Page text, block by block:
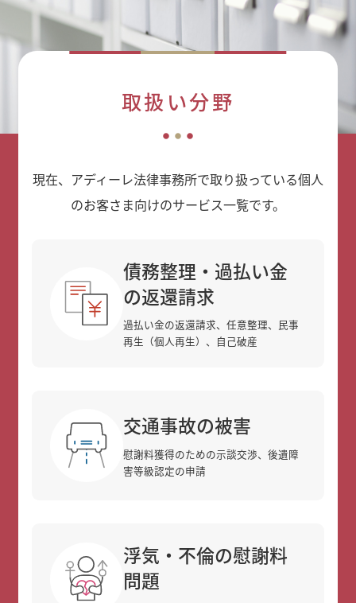
取扱い分野
現在、アディーレ法律事務所で取り扱っている個人
のお客さま向けのサービス一覧です。
債務整理・過払い金
の返還請求
過払い金の返還請求、任意整理、民事
再生（個人再生）、自己破産
交通事故の被害
慰謝料獲得のための示談交渉、後遺障
害等級認定の申請
浮気・不倫の慰謝料
問題